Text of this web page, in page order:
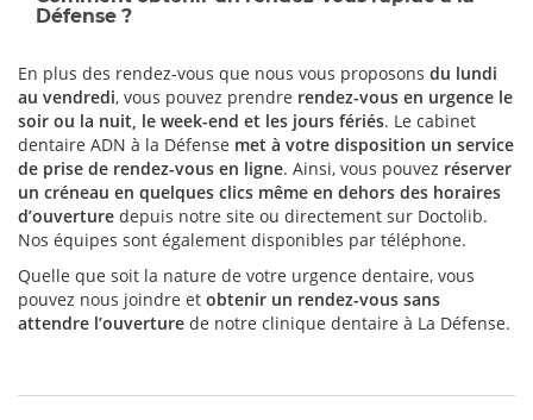
Défense ?
En plus des rendez-vous que nous vous proposons du lundi
au vendredi, vous pouvez prendre rendez-vous en urgence le
soir ou la nuit, le week-end et les jours fériés. Le cabinet
dentaire ADN à la Défense met à votre disposition un service
de prise de rendez-vous en ligne. Ainsi, vous pouvez réserver
un créneau en quelques clics même en dehors des horaires
d’ouverture depuis notre site ou directement sur Doctolib.
Nos équipes sont également disponibles par téléphone.
Quelle que soit la nature de votre urgence dentaire, vous
pouvez nous joindre et obtenir un rendez-vous sans
attendre l’ouverture de notre clinique dentaire à La Défense.